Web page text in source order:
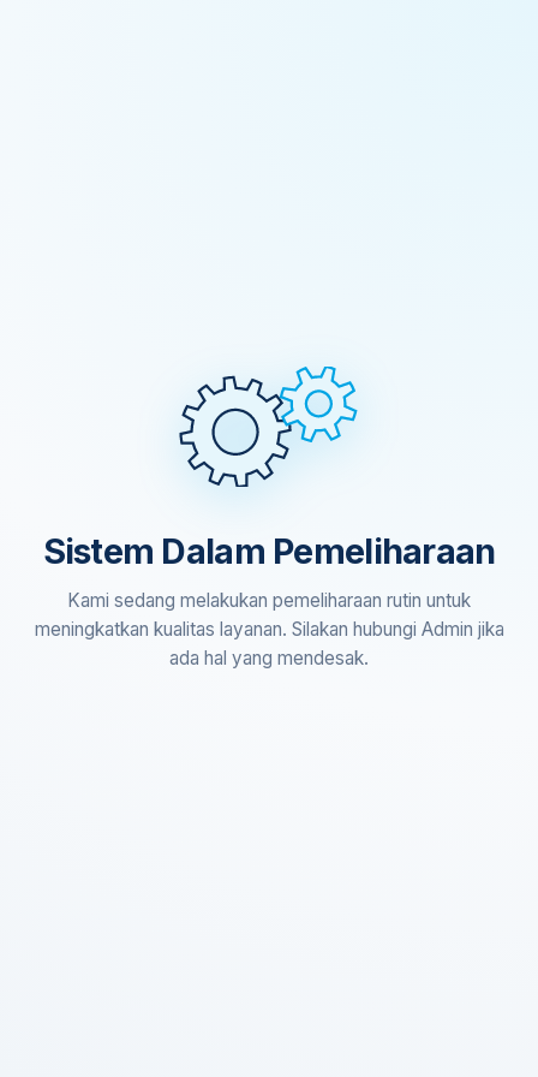
Sistem Dalam Pemeliharaan
Kami sedang melakukan pemeliharaan rutin untuk
meningkatkan kualitas layanan. Silakan hubungi Admin jika
ada hal yang mendesak.